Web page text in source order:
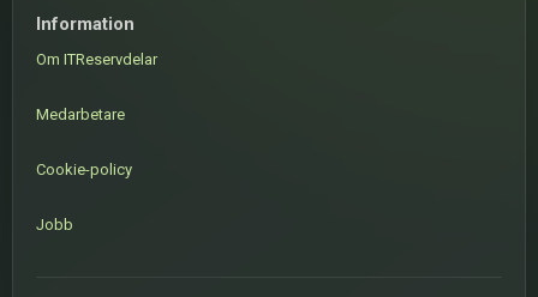
Information
Om ITReservdelar
Medarbetare
Cookie-policy
Jobb